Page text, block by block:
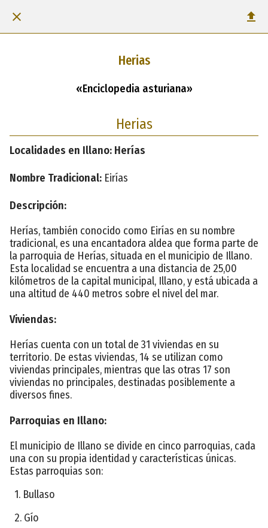
Herias
«Enciclopedia asturiana»
Herias
Localidades en Illano: Herías
Nombre Tradicional: Eirías
Descripción:
Herías, también conocido como Eirías en su nombre
tradicional, es una encantadora aldea que forma parte de
la parroquia de Herías, situada en el municipio de Illano.
Esta localidad se encuentra a una distancia de 25,00
kilómetros de la capital municipal, Illano, y está ubicada a
una altitud de 440 metros sobre el nivel del mar.
Viviendas:
Herías cuenta con un total de 31 viviendas en su
territorio. De estas viviendas, 14 se utilizan como
viviendas principales, mientras que las otras 17 son
viviendas no principales, destinadas posiblemente a
diversos fines.
Parroquias en Illano:
El municipio de Illano se divide en cinco parroquias, cada
una con su propia identidad y características únicas.
Estas parroquias son:
1. Bullaso
2. Gío